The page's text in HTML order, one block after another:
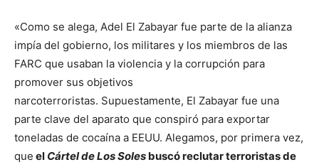
«Como se alega, Adel El Zabayar fue parte de la alianza
impía del gobierno, los militares y los miembros de las
FARC que usaban la violencia y la corrupción para
promover sus objetivos
narcoterroristas. Supuestamente, El Zabayar fue una
parte clave del aparato que conspiró para exportar
toneladas de cocaína a EEUU. Alegamos, por primera vez,
que el Cártel de Los Soles buscó reclutar terroristas de